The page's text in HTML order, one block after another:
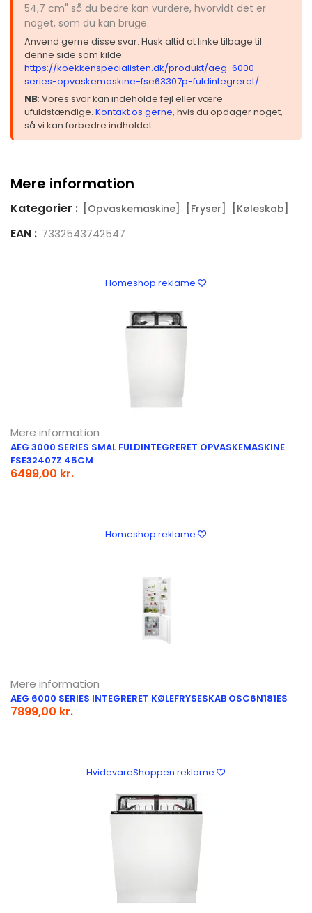
54,7 cm" så du bedre kan vurdere, hvorvidt det er
noget, som du kan bruge.
Anvend gerne disse svar. Husk altid at linke tilbage til
denne side som kilde:
https://koekkenspecialisten.dk/produkt/aeg-6000-
series-opvaskemaskine-fse63307p-fuldintegreret/
NB: Vores svar kan indeholde fejl eller være
ufuldstændige. Kontakt os gerne, hvis du opdager noget,
så vi kan forbedre indholdet.
Mere information
Kategorier : [Opvaskemaskine] [Fryser] [Køleskab]
EAN : 7332543742547
Homeshop reklame
Mere information
AEG 3000 SERIES SMAL FULDINTEGRERET OPVASKEMASKINE
FSE32407Z 45CM
6499,00 kr.
Homeshop reklame
Mere information
AEG 6000 SERIES INTEGRERET KØLEFRYSESKAB OSC6N181ES
7899,00 kr.
HvidevareShoppen reklame